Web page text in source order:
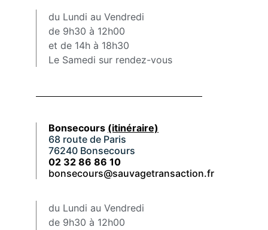
du Lundi au Vendredi
de 9h30 à 12h00
et de 14h à 18h30
Le Samedi sur rendez-vous
Bonsecours (itinéraire)
68 route de Paris
76240 Bonsecours
02 32 86 86 10
bonsecours@sauvagetransaction.fr
du Lundi au Vendredi
de 9h30 à 12h00